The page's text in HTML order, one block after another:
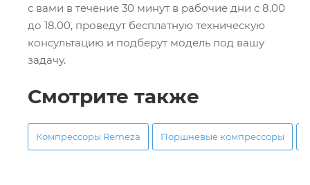
с вами в течение 30 минут в рабочие дни с 8.00
до 18.00, проведут бесплатную техническую
консультацию и подберут модель под вашу
задачу.
Смотрите также
Компрессоры Remeza Поршневые компрессоры